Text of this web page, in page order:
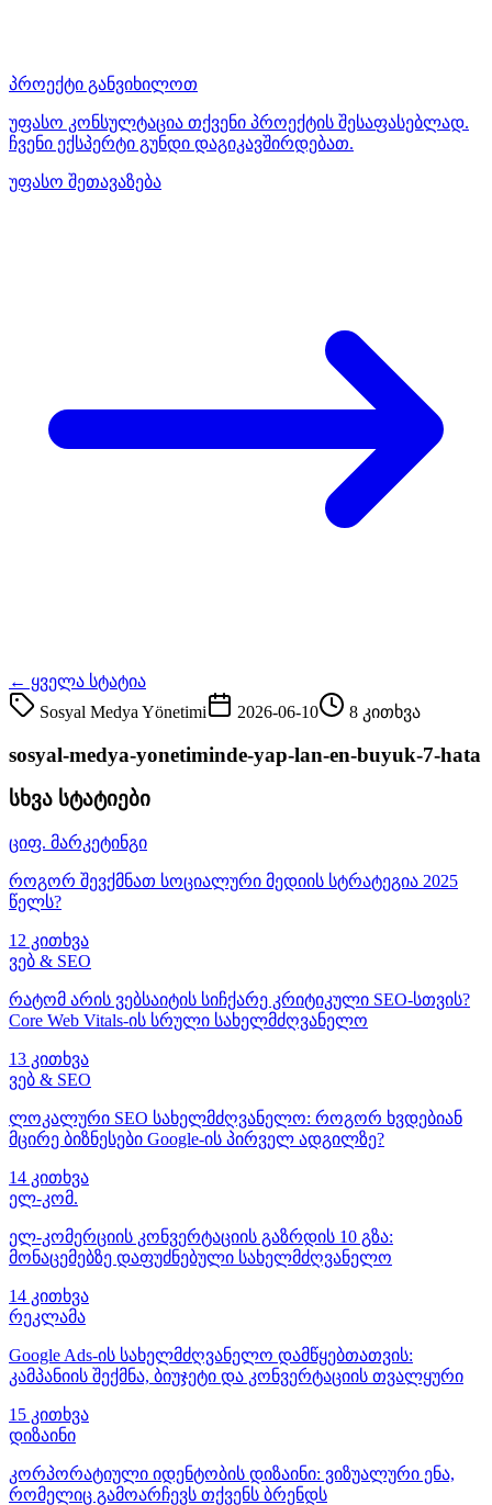
პროექტი განვიხილოთ
უფასო კონსულტაცია თქვენი პროექტის შესაფასებლად.
ჩვენი ექსპერტი გუნდი დაგიკავშირდებათ.
უფასო შეთავაზება
← ყველა სტატია
Sosyal Medya Yönetimi
2026-06-10 8 კითხვა
sosyal-medya-yonetiminde-yap-lan-en-buyuk-7-hata
სხვა სტატიები
ციფ. მარკეტინგი
როგორ შევქმნათ სოციალური მედიის სტრატეგია 2025
წელს?
12 კითხვა
ვებ & SEO
რატომ არის ვებსაიტის სიჩქარე კრიტიკული SEO-სთვის?
Core Web Vitals-ის სრული სახელმძღვანელო
13 კითხვა
ვებ & SEO
ლოკალური SEO სახელმძღვანელო: როგორ ხვდებიან
მცირე ბიზნესები Google-ის პირველ ადგილზე?
14 კითხვა
ელ-კომ.
ელ-კომერციის კონვერტაციის გაზრდის 10 გზა:
მონაცემებზე დაფუძნებული სახელმძღვანელო
14 კითხვა
რეკლამა
Google Ads-ის სახელმძღვანელო დამწყებთათვის:
კამპანიის შექმნა, ბიუჯეტი და კონვერტაციის თვალყური
15 კითხვა
დიზაინი
კორპორატიული იდენტობის დიზაინი: ვიზუალური ენა,
რომელიც გამოარჩევს თქვენს ბრენდს